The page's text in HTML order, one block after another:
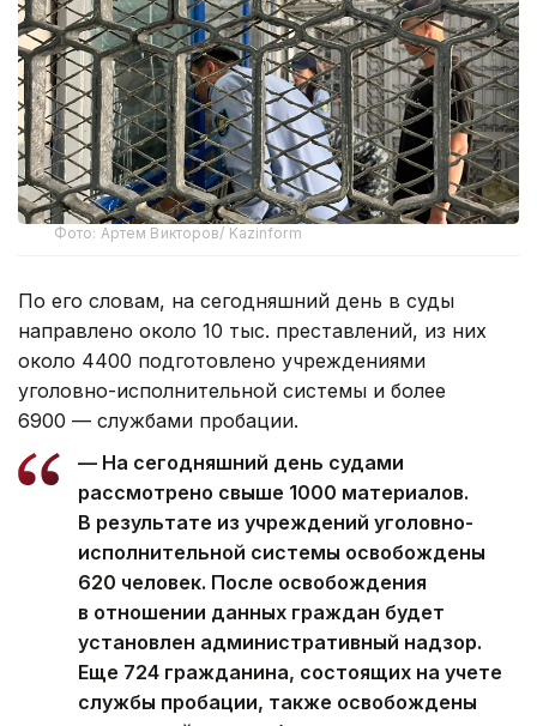
Фото: Артем Викторов/ Kazinform
По его словам, на сегодняшний день в суды
направлено около 10 тыс. преставлений, из них
около 4400 подготовлено учреждениями
уголовно-исполнительной системы и более
6900 — службами пробации.
— На сегодняшний день судами
рассмотрено свыше 1000 материалов.
В результате из учреждений уголовно-
исполнительной системы освобождены
620 человек. После освобождения
в отношении данных граждан будет
установлен административный надзор.
Еще 724 гражданина, состоящих на учете
службы пробации, также освобождены